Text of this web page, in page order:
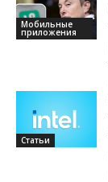
Мобильные
приложения
Статьи